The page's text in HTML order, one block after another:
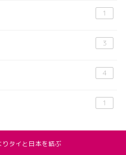
1
3
4
1
タイと日本を結ぶ